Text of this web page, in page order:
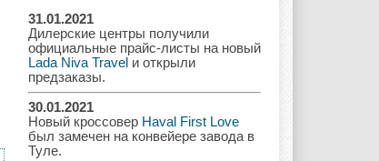
Chrysler Citroen Dacia
Daewoo Dodge Dongfeng
31.01.2021
Дилерские центры получили
официальные прайс-листы на новый
Lada Niva Travel и открыли
предзаказы.
30.01.2021
Новый кроссовер Haval First Love
был замечен на конвейере завода в
Туле.